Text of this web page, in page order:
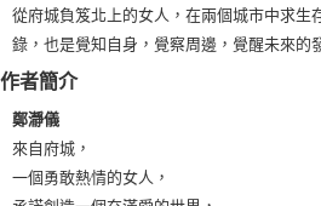
每筆NT$100，滿NT$1,000(含以上)免
從府城負笈北上的女人，在兩個城市中求生
錄，也是覺知自身，覺察周邊，覺醒未來的
作者簡介
鄭瀞儀
來自府城，
一個勇敢熱情的女人，